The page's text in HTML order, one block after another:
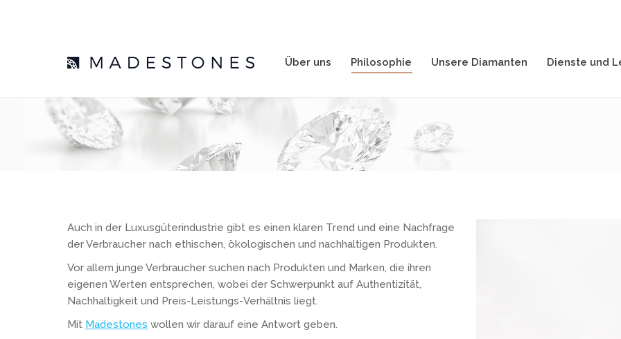
Über uns Philosophie Unsere Diamanten Dienste und
Auch in der Luxusgüterindustrie gibt es einen klaren Trend und eine Nachfrage
der Verbraucher nach ethischen, ökologischen und nachhaltigen Produkten.
Vor allem junge Verbraucher suchen nach Produkten und Marken, die ihren
eigenen Werten entsprechen, wobei der Schwerpunkt auf Authentizität,
Nachhaltigkeit und Preis-Leistungs-Verhältnis liegt.
Mit Madestones wollen wir darauf eine Antwort geben.